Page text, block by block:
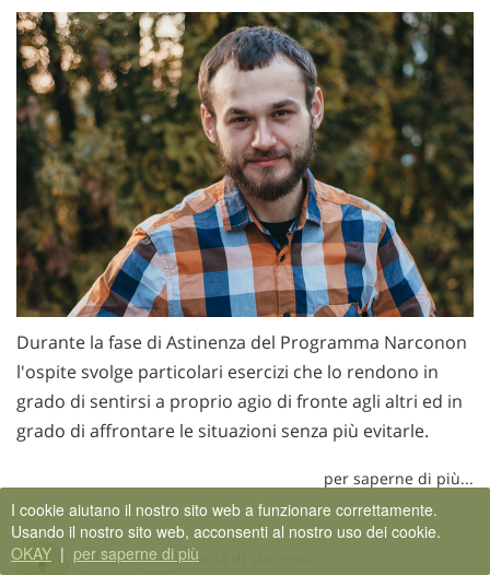
Durante la fase di Astinenza del Programma Narconon
l'ospite svolge particolari esercizi che lo rendono in
grado di sentirsi a proprio agio di fronte agli altri ed in
grado di affrontare le situazioni senza più evitarle.
per saperne di più...
AdrianaNellaStoria di successo
I cookie aiutano il nostro sito web a funzionare correttamente.
Usando il nostro sito web, acconsenti al nostro uso dei cookie.
OKAY | per saperne di più